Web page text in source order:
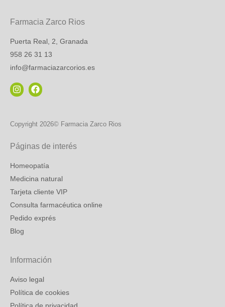
Farmacia Zarco Rios
Puerta Real, 2, Granada
958 26 31 13
info@farmaciazarcorios.es
Copyright 2026© Farmacia Zarco Rios
Páginas de interés
Homeopatía
Medicina natural
Tarjeta cliente VIP
Consulta farmacéutica online
Pedido exprés
Blog
Información
Aviso legal
Política de cookies